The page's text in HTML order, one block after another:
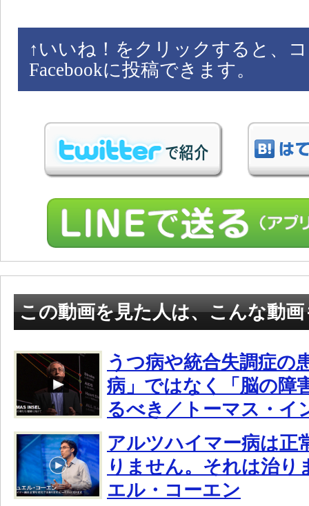
↑ いいね！をクリックすると、
Facebookに投稿できます。
この動画を見た人は、こんな動
うつ病や統合失調症の
病」ではなく「脳の障
るべき／トーマス・イ
アルツハイマー病は正
りません。それは治り
エル・コーエン